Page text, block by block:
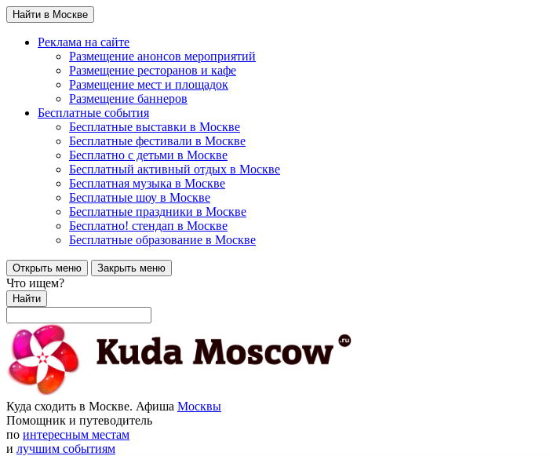
Найти в Москве
Реклама на сайте
Размещение анонсов мероприятий
Размещение ресторанов и кафе
Размещение мест и площадок
Размещение баннеров
Бесплатные события
Бесплатные выставки в Москве
Бесплатные фестивали в Москве
Бесплатно с детьми в Москве
Бесплатный активный отдых в Москве
Бесплатная музыка в Москве
Бесплатные шоу в Москве
Бесплатные праздники в Москве
Бесплатно! стендап в Москве
Бесплатные образование в Москве
Открыть меню Закрыть меню
Что ищем?
Найти
Куда сходить в Москве. Афиша Москвы
Помощник и путеводитель
по интересным местам
и лучшим событиям